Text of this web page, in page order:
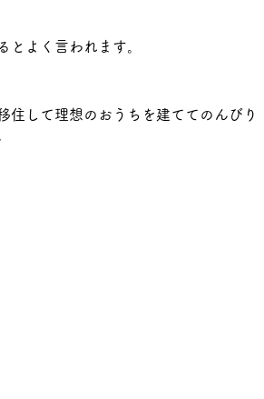
とよく言われます。
住して理想のおうちを建ててのんびり